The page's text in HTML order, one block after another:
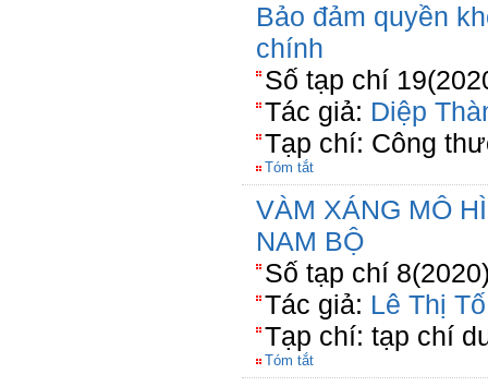
Bảo đảm quyền
chính
Số tạp chí
Tác giả: Diệp
Tạp chí: Công
Tóm tắt
VÀM XÁNG MÔ
NAM BỘ
Số tạp chí
Tác giả: Lê Thị
Tạp chí: tạp chí
Tóm tắt